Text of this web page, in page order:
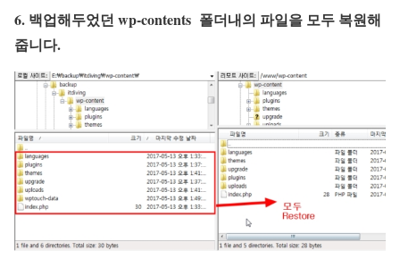
6. 백업해두었던 wp-contents 폴더내의 파일을 모두 복원해
줍니다.